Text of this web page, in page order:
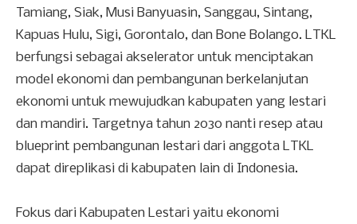
Tamiang, Siak, Musi Banyuasin, Sanggau, Sintang,
Kapuas Hulu, Sigi, Gorontalo, dan Bone Bolango. LTKL
berfungsi sebagai akselerator untuk menciptakan
model ekonomi dan pembangunan berkelanjutan
ekonomi untuk mewujudkan kabupaten yang lestari
dan mandiri. Targetnya tahun 2030 nanti resep atau
blueprint pembangunan lestari dari anggota LTKL
dapat direplikasi di kabupaten lain di Indonesia.
Fokus dari Kabupaten Lestari yaitu ekonomi